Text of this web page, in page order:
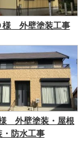
外壁塗装工事
外壁塗装・屋根
・防水工事